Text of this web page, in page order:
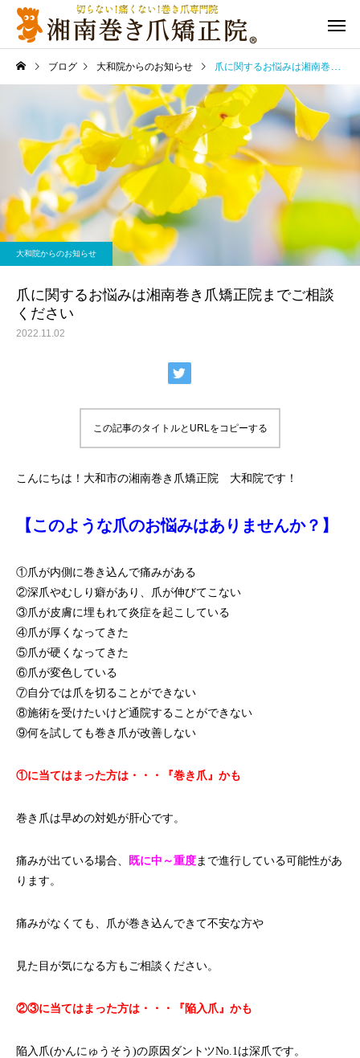
ブログ 大和院からのお知らせ 爪に関するお悩みは湘南巻き爪矯正院までご相談ください
大和院からのお知らせ
爪に関するお悩みは湘南巻き爪矯正院までご相談
ください
2022.11.02
この記事のタイトルとURLをコピーする
こんにちは！大和市の湘南巻き爪矯正院 大和院です！
【このような爪のお悩みはありませんか？】
①爪が内側に巻き込んで痛みがある
②深爪やむしり癖があり、爪が伸びてこない
③爪が皮膚に埋もれて炎症を起こしている
④爪が厚くなってきた
⑤爪が硬くなってきた
⑥爪が変色している
⑦自分では爪を切ることができない
⑧施術を受けたいけど通院することができない
⑨何を試しても巻き爪が改善しない
①に当てはまった方は・・・『巻き爪』かも
巻き爪は早めの対処が肝心です。
痛みが出ている場合、 既に中～重度まで進行している可能性があ
ります。
痛みがなくても、爪が巻き込んできて不安な方や
見た目が気になる方もご相談ください。
②③に当てはまった方は・・・『陥入爪』かも
陥入爪(かんにゅうそう)の原因ダントツNo.1は深爪です。